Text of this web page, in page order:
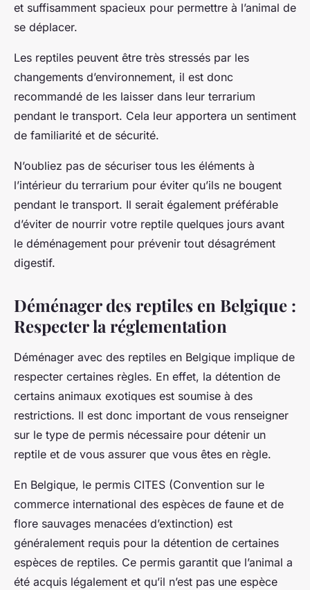
et suffisamment spacieux pour permettre à l’animal de
se déplacer.
Les reptiles peuvent être très stressés par les
changements d’environnement, il est donc
recommandé de les laisser dans leur terrarium
pendant le transport. Cela leur apportera un sentiment
de familiarité et de sécurité.
N’oubliez pas de sécuriser tous les éléments à
l’intérieur du terrarium pour éviter qu’ils ne bougent
pendant le transport. Il serait également préférable
d’éviter de nourrir votre reptile quelques jours avant
le déménagement pour prévenir tout désagrément
digestif.
Déménager des reptiles en Belgique :
Respecter la réglementation
Déménager avec des reptiles en Belgique implique de
respecter certaines règles. En effet, la détention de
certains animaux exotiques est soumise à des
restrictions. Il est donc important de vous renseigner
sur le type de permis nécessaire pour détenir un
reptile et de vous assurer que vous êtes en règle.
En Belgique, le permis CITES (Convention sur le
commerce international des espèces de faune et de
flore sauvages menacées d’extinction) est
généralement requis pour la détention de certaines
espèces de reptiles. Ce permis garantit que l’animal a
été acquis légalement et qu’il n’est pas une espèce